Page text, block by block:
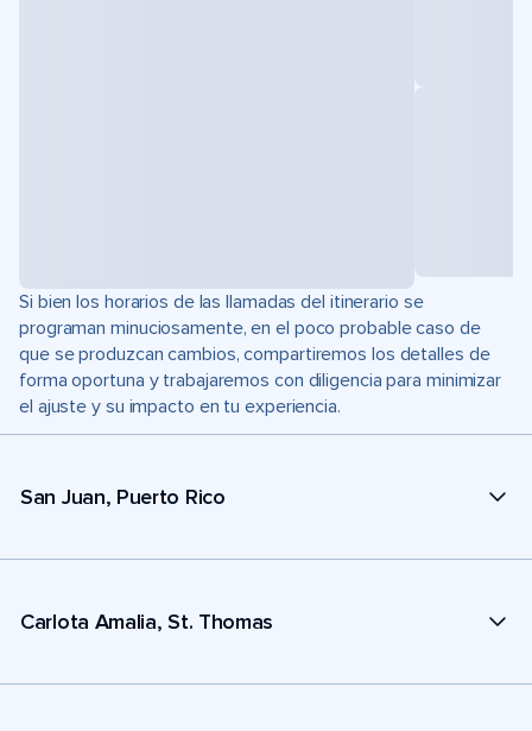
Si bien los horarios de las llamadas del itinerario se
programan minuciosamente, en el poco probable caso de
que se produzcan cambios, compartiremos los detalles de
forma oportuna y trabajaremos con diligencia para minimizar
el ajuste y su impacto en tu experiencia.
San Juan, Puerto Rico
Carlota Amalia, St. Thomas